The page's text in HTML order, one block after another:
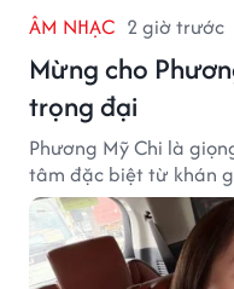
ÂM NHẠC 2 giờ trước
Mừng cho
trọng đại
Phương Mỹ Chi là
tâm đặc biệt từ khán